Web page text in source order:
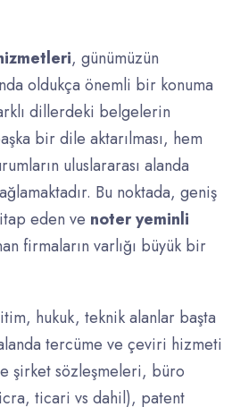
, günümüzün
oldukça önemli bir konuma
dillerdeki belgelerin
bir dile aktarılması, hem
uluslararası alanda
Bu noktada, geniş
eden ve noter yeminli
firmaların varlığı büyük bir
hukuk, teknik alanlar başta
tercüme ve çeviri hizmeti
şirket sözleşmeleri, büro
ticari vs dahil), patent